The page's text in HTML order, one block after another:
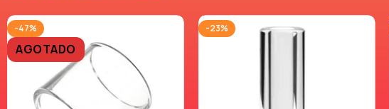
-47%
AGOTADO
-23%